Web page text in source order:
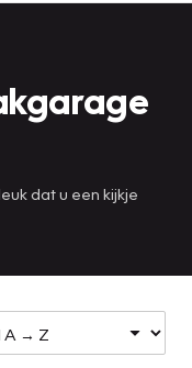
dat u een kijkje